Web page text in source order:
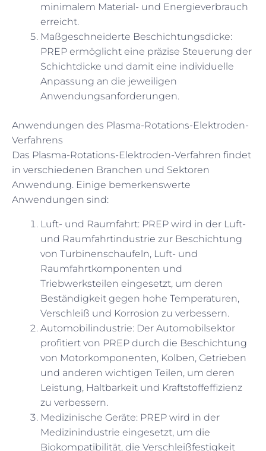
minimalem Material- und Energieverbrauch
erreicht.
Maßgeschneiderte Beschichtungsdicke:
PREP ermöglicht eine präzise Steuerung der
Schichtdicke und damit eine individuelle
Anpassung an die jeweiligen
Anwendungsanforderungen.
Anwendungen des Plasma-Rotations-Elektroden-
Verfahrens
Das Plasma-Rotations-Elektroden-Verfahren findet
in verschiedenen Branchen und Sektoren
Anwendung. Einige bemerkenswerte
Anwendungen sind:
Luft- und Raumfahrt: PREP wird in der Luft-
und Raumfahrtindustrie zur Beschichtung
von Turbinenschaufeln, Luft- und
Raumfahrtkomponenten und
Triebwerksteilen eingesetzt, um deren
Beständigkeit gegen hohe Temperaturen,
Verschleiß und Korrosion zu verbessern.
Automobilindustrie: Der Automobilsektor
profitiert von PREP durch die Beschichtung
von Motorkomponenten, Kolben, Getrieben
und anderen wichtigen Teilen, um deren
Leistung, Haltbarkeit und Kraftstoffeffizienz
zu verbessern.
Medizinische Geräte: PREP wird in der
Medizinindustrie eingesetzt, um die
Biokompatibilität, die Verschleißfestigkeit